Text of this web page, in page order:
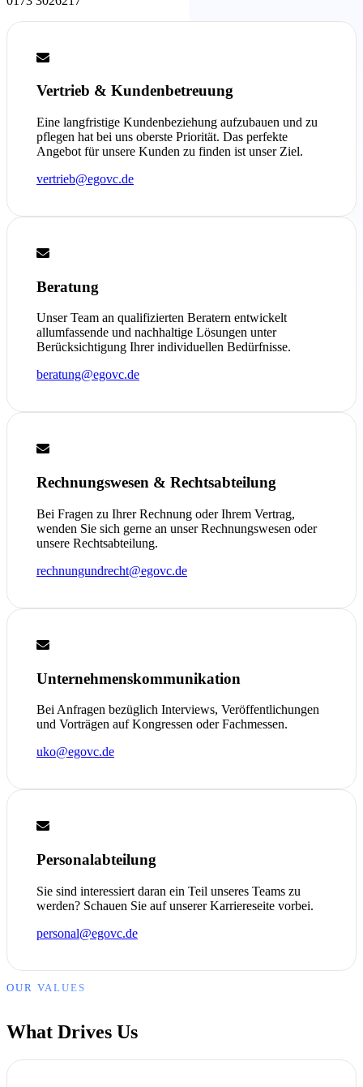
Vertrieb & Kundenbetreuung
Eine langfristige Kundenbeziehung aufzubauen und zu
pflegen hat bei uns oberste Priorität. Das perfekte
Angebot für unsere Kunden zu finden ist unser Ziel.
vertrieb@egovc.de
Beratung
Unser Team an qualifizierten Beratern entwickelt
allumfassende und nachhaltige Lösungen unter
Berücksichtigung Ihrer individuellen Bedürfnisse.
beratung@egovc.de
Rechnungswesen & Rechtsabteilung
Bei Fragen zu Ihrer Rechnung oder Ihrem Vertrag,
wenden Sie sich gerne an unser Rechnungswesen oder
unsere Rechtsabteilung.
rechnungundrecht@egovc.de
Unternehmenskommunikation
Bei Anfragen bezüglich Interviews, Veröffentlichungen
und Vorträgen auf Kongressen oder Fachmessen.
uko@egovc.de
Personalabteilung
Sie sind interessiert daran ein Teil unseres Teams zu
werden? Schauen Sie auf unserer Karriereseite vorbei.
personal@egovc.de
OUR VALUES
What Drives Us